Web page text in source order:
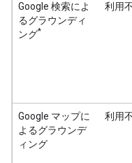
Google 検索によ
るグラウンディ
ング*
利用
Google マップに
よるグラウンデ
ィング
利用